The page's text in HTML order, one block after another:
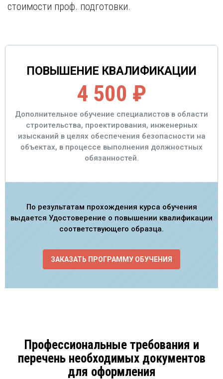
стоимости проф. подготовки.
ПОВЫШЕНИЕ КВАЛИФИКАЦИИ
4 500 ₽
Дополнительное обучение специалистов в области
строительства, проектирования, инженерных
изысканий в целях обеспечения безопасности на
объектах, в процессе выполнения должностных
обязанностей.
По результатам прохождения курса обучения
выдается Удостоверение о повышении квалификации
соответствующего образца.
ЗАКАЗАТЬ ПРОГРАММУ ОБУЧЕНИЯ
Профессиональные требования и
перечень необходимых документов
для оформления